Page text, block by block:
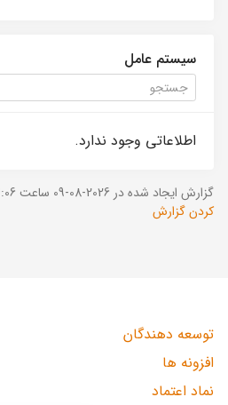
سیستم عامل
اطلاعاتی وجود ندارد.
گزارش ایجاد شده در 2026-08-09 ساعت 07:34:06 (UTC +03:30).
کردن گزارش
توسعه دهندگان
افزونه ها
نماد اعتماد